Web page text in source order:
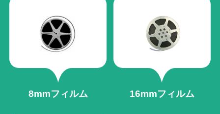
8mmフィルム 16mmフィルム